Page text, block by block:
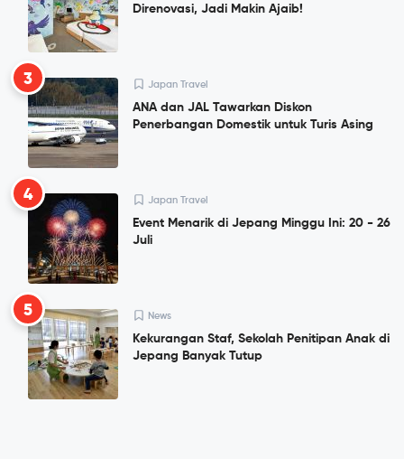
Direnovasi, Jadi Makin Ajaib!
3 Japan Travel
ANA dan JAL Tawarkan Diskon
Penerbangan Domestik untuk Turis Asing
4 Japan Travel
Event Menarik di Jepang Minggu Ini: 20 - 26
Juli
5 News
Kekurangan Staf, Sekolah Penitipan Anak di
Jepang Banyak Tutup